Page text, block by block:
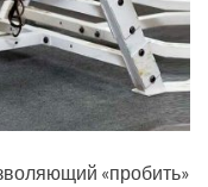
«пробить»